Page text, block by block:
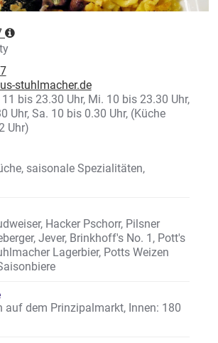
stuhlmacher.de
bis 23.30 Uhr, Mi. 10 bis 23.30 Uhr,
Uhr, Sa. 10 bis 0.30 Uhr, (Küche
Uhr)
saisonale Spezialitäten,
Hacker Pschorr, Pilsner
Jever, Brinkhoff's No. 1, Pott's
Lagerbier, Potts Weizen
auf dem Prinzipalmarkt, Innen: 180